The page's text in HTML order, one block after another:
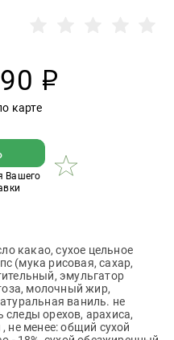
р
карте
Вашего
какао, сухое цельное
(мука рисовая, сахар,
эмульгатор
молочный жир,
ваниль. не
орехов, арахиса,
не менее: общий сухой